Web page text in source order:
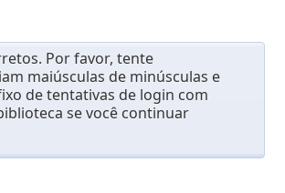
Por favor, tente
maiúsculas de minúsculas e
de tentativas de login com
se você continuar